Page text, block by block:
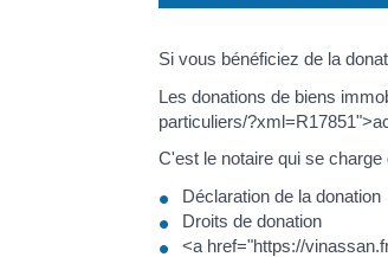
Si vous bénéficiez de la
Les donations de biens
particuliers/
C'est le notaire qui se
Déclaration de la donation
Droits de donation
<a href="https://